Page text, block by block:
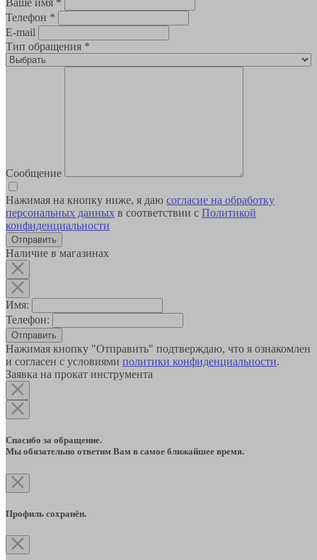
Ваше имя *
Телефон *
E-mail
Тип обращения *
Сообщение
Нажимая на кнопку ниже, я даю согласие на обработку
персональных данных в соответствии с Политикой
конфиденциальности
Наличие в магазинах
Имя:
Телефон:
Отправить
Нажимая кнопку "Отправить" подтверждаю, что я ознакомлен
и согласен с условиями политики конфиденциальности.
Заявка на прокат инструмента
Спасибо за обращение.
Мы обязательно ответим Вам в самое ближайшее время.
Профиль сохранён.